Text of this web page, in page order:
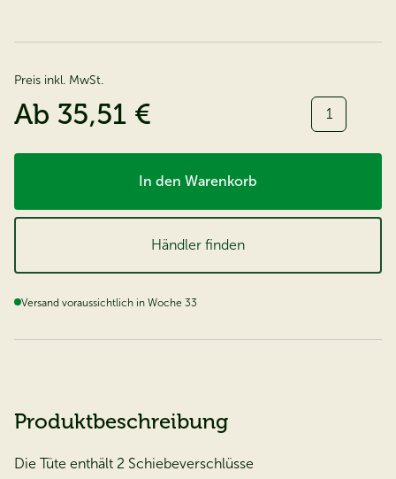
Preis inkl. MwSt.
Ab 35,51 € Menge:
In den Warenkorb
Händler finden
Versand voraussichtlich in Woche 33
Produktbeschreibung
Die Tüte enthält 2 Schiebeverschlüsse